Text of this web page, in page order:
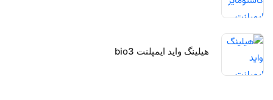
هیلینگ واید ایمپلنت bio3